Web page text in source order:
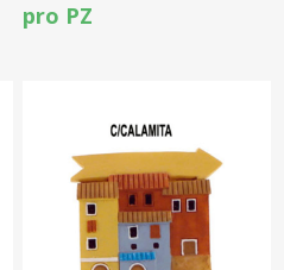
pro PZ